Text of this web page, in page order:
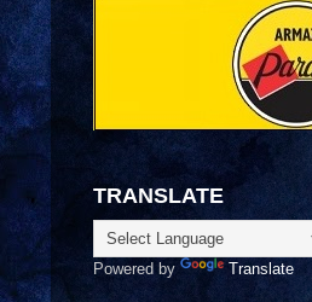
TRANSLATE
Powered by Translate